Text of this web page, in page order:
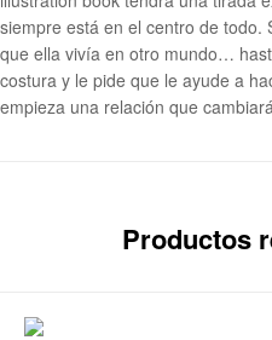
siempre está en el centro de todo.
que ella vivía en otro mundo…
costura y le pide que le ayude a
empieza una relación que
Productos